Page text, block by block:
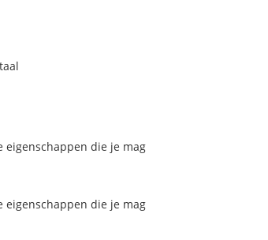
eigenschappen die je mag
eigenschappen die je mag